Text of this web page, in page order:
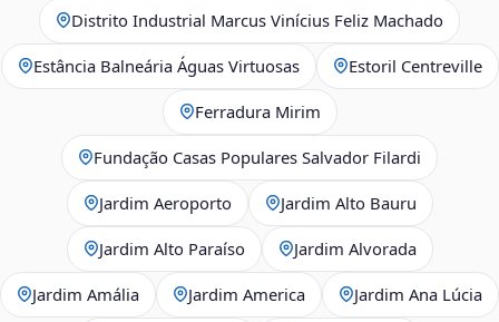
Distrito Industrial Marcus Vinícius Feliz Machado
Estância Balneária Águas Virtuosas Estoril Centreville
Ferradura Mirim
Fundação Casas Populares Salvador Filardi
Jardim Aeroporto Jardim Alto Bauru
Jardim Alto Paraíso Jardim Alvorada
Jardim Amália Jardim America Jardim Ana Lúcia